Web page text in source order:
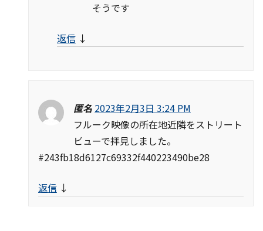
そうです
返信 ↓
匿名 2023年2月3日 3:24 PM
フルーク映像の所在地近隣をストリート
ビューで拝見しました。
#243fb18d6127c69332f440223490be28
返信 ↓